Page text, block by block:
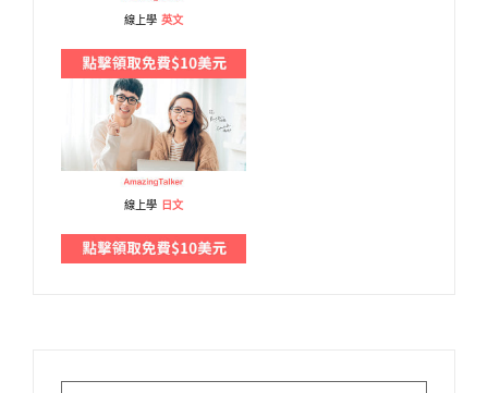
線上學 英文
線上學 日文